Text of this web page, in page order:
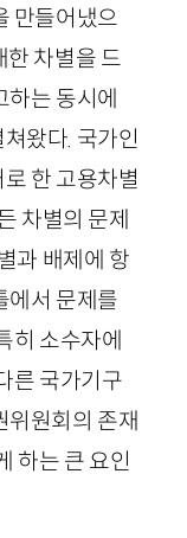
만들어냈으
한 차별을 드
하는 동시에
왔다. 국가인
한 고용차별
차별의 문제
과 배제에 항
에서 문제를
히 소수자에
른 국가기구
위원회의 존재
하는 큰 요인